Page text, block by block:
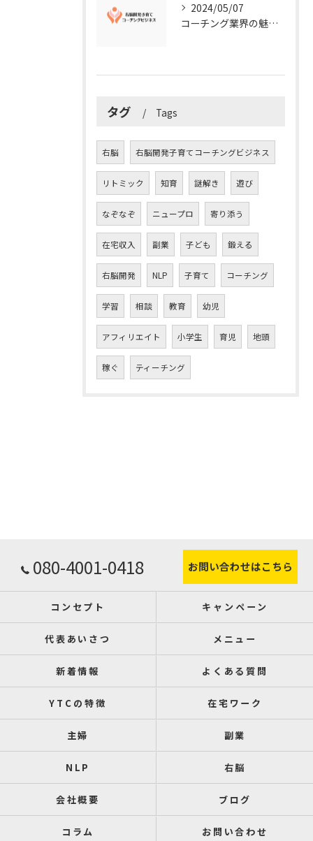
2024/05/07
コーチング業界の魅力に迫る！今知るべきこととは？
タグ Tags
右脳 右脳開発子育てコーチングビジネス
リトミック 知育 謎解き 遊び
なぞなぞ ニュープロ 寄り添う
在宅収入 副業 子ども 鍛える
右脳開発 NLP 子育て コーチング
学習 相談 教育 幼児
アフィリエイト 小学生 育児 地頭
稼ぐ ティーチング
080-4001-0418 お問い合わせはこちら
コンセプト キャンペーン
代表あいさつ メニュー
新着情報 よくある質問
YTCの特徴 在宅ワーク
主婦 副業
NLP 右脳
会社概要 ブログ
コラム お問い合わせ